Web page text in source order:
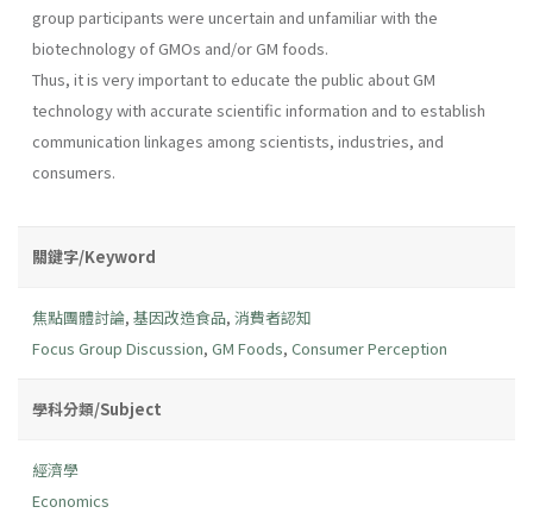
group participants were uncertain and unfamiliar with the
biotechnology of GMOs and/or GM foods.
Thus, it is very important to educate the public about GM
technology with accurate scientific information and to establish
communication linkages among scientists, industries, and
consumers.
關鍵字/Keyword
焦點團體討論, 基因改造食品, 消費者認知
Focus Group Discussion, GM Foods, Consumer Perception
學科分類/Subject
經濟學
Economics